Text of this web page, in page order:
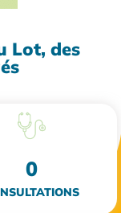
Lot, des
0